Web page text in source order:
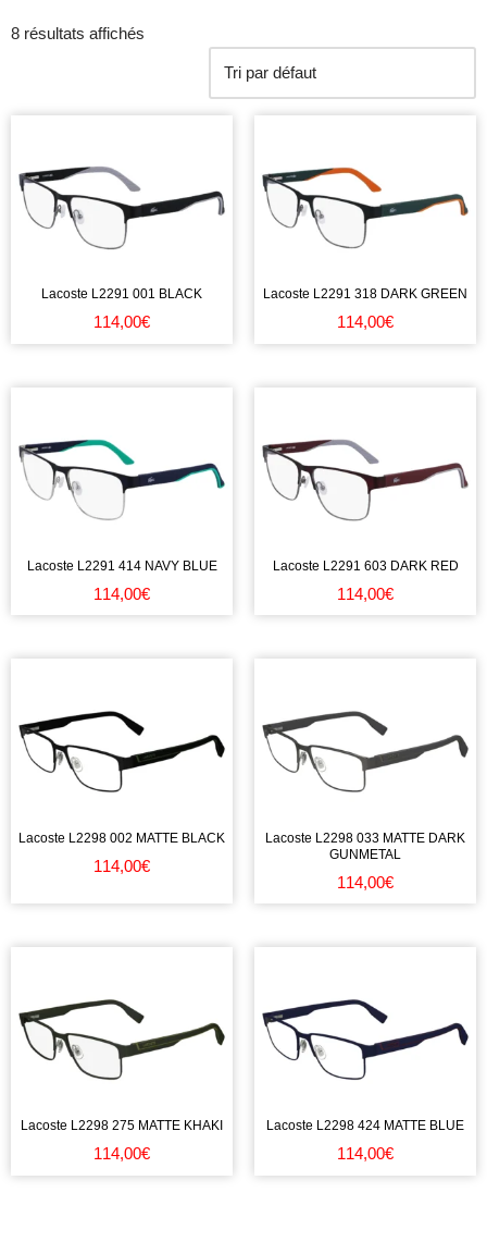
8 résultats affichés
Lacoste L2291 001 BLACK
114,00€
Lacoste L2291 318 DARK GREEN
114,00€
Lacoste L2291 414 NAVY BLUE
114,00€
Lacoste L2291 603 DARK RED
114,00€
Lacoste L2298 002 MATTE BLACK
114,00€
Lacoste L2298 033 MATTE DARK
GUNMETAL
114,00€
Lacoste L2298 275 MATTE KHAKI
114,00€
Lacoste L2298 424 MATTE BLUE
114,00€